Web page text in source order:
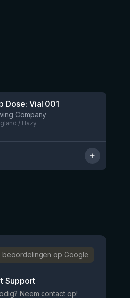
Dose: Vial 001
Company
/ Hazy
beoordelingen op Google
Support
Neem contact op!